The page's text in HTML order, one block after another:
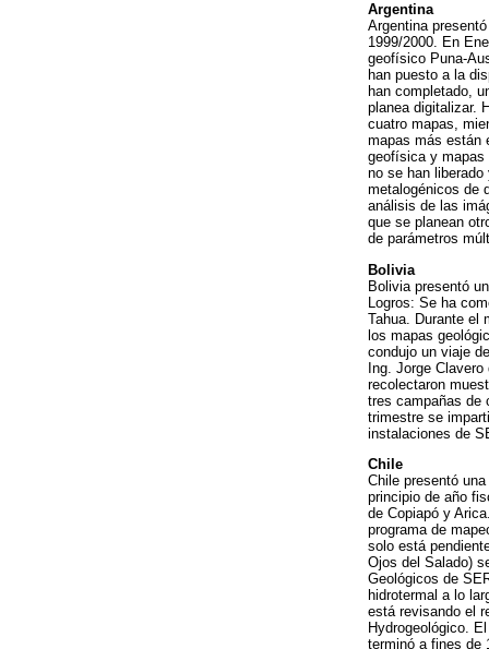
Argentina
Argentina
1999/2000. En
geofísico Puna-
han puesto a la
han completado,
planea digitalizar.
cuatro mapas,
mapas más están
geofísica y mapas
no se han
metalogénicos de
análisis de las
que se planean
de parámetros
Bolivia
Bolivia presentó
Logros: Se ha
Tahua. Durante el
los mapas
condujo un viaje
Ing. Jorge
recolectaron
tres campañas de
trimestre se
instalaciones de
Chile
Chile presentó
principio de año
de Copiapó y
programa de
solo está
Ojos del Salado)
Geológicos de
hidrotermal a lo
está revisando el
Hydrogeológico.
terminó a fines de